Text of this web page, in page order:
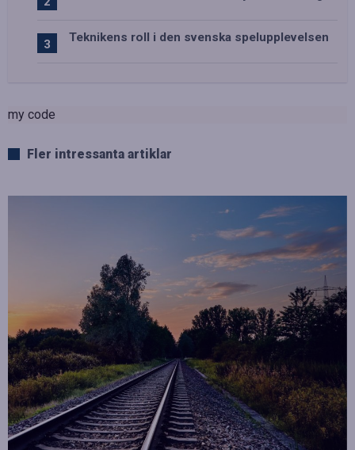
Teknikens roll i den svenska spelupplevelsen
my code
Fler intressanta artiklar